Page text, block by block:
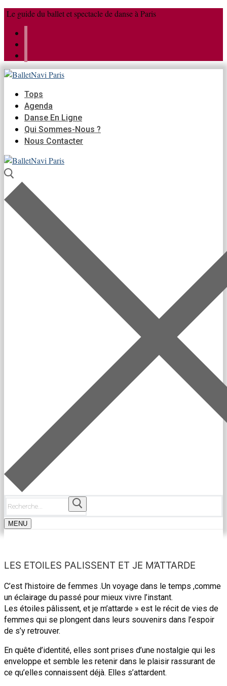
Aller
contenu
Menu
Fermer
Le guide du ballet et spectacle de danse à Paris
Tops
Agenda
Danse En Ligne
Qui Sommes-Nous ?
Nous Contacter
Rechercher
MENU
LES ETOILES PALISSENT ET JE M’ATTARDE
C’est l’histoire de femmes .Un voyage dans le temps ,comme
un éclairage du passé pour mieux vivre l’instant.
Les étoiles pâlissent, et je m’attarde » est le récit de vies de
femmes qui se plongent dans leurs souvenirs dans l’espoir
de s’y retrouver.
En quête d’identité, elles sont prises d’une nostalgie qui les
enveloppe et semble les retenir dans le plaisir rassurant de
ce qu’elles connaissent déjà. Elles s’attardent.